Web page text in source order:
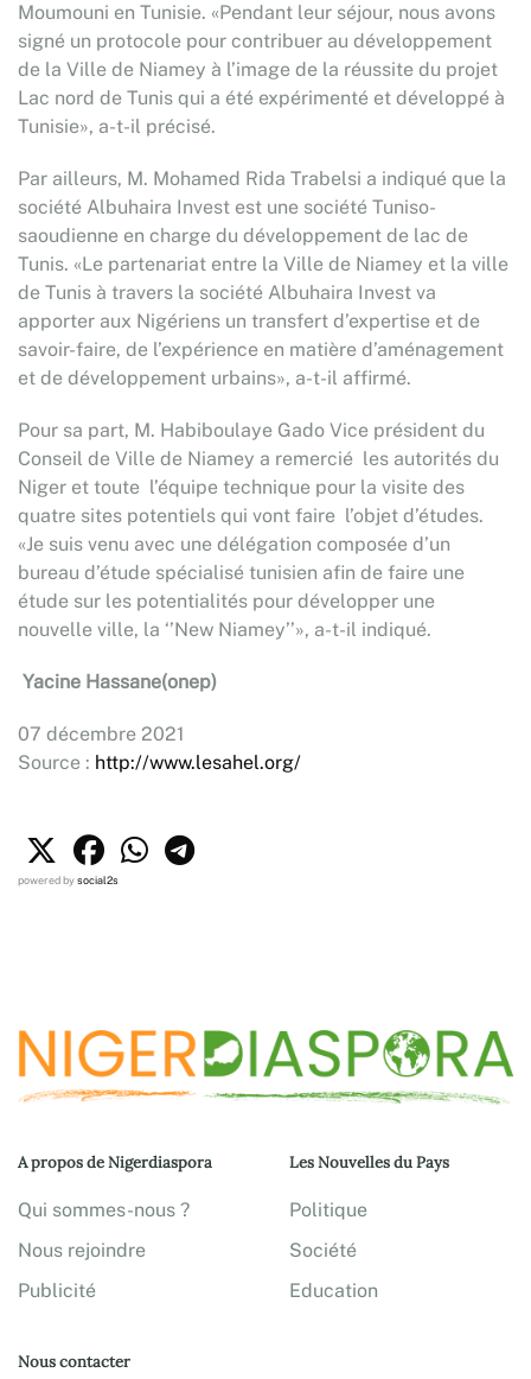
Moumouni en Tunisie. «Pendant leur séjour, nous avons
signé un protocole pour contribuer au développement
de la Ville de Niamey à l’image de la réussite du projet
Lac nord de Tunis qui a été expérimenté et développé à
Tunisie», a-t-il précisé.
Par ailleurs, M. Mohamed Rida Trabelsi a indiqué que la
société Albuhaira Invest est une société Tuniso-
saoudienne en charge du développement de lac de
Tunis. «Le partenariat entre la Ville de Niamey et la ville
de Tunis à travers la société Albuhaira Invest va
apporter aux Nigériens un transfert d’expertise et de
savoir-faire, de l’expérience en matière d’aménagement
et de développement urbains», a-t-il affirmé.
Pour sa part, M. Habiboulaye Gado Vice président du
Conseil de Ville de Niamey a remercié les autorités du
Niger et toute l’équipe technique pour la visite des
quatre sites potentiels qui vont faire l’objet d’études.
«Je suis venu avec une délégation composée d’un
bureau d’étude spécialisé tunisien afin de faire une
étude sur les potentialités pour développer une
nouvelle ville, la ‘’New Niamey’’», a-t-il indiqué.
Yacine Hassane(onep)
07 décembre 2021
Source : http://www.lesahel.org/
powered bysocial2s
A propos de Nigerdiaspora
Qui sommes-nous ?
Nous rejoindre
Publicité
Les Nouvelles du Pays
Politique
Société
Education
Nous contacter